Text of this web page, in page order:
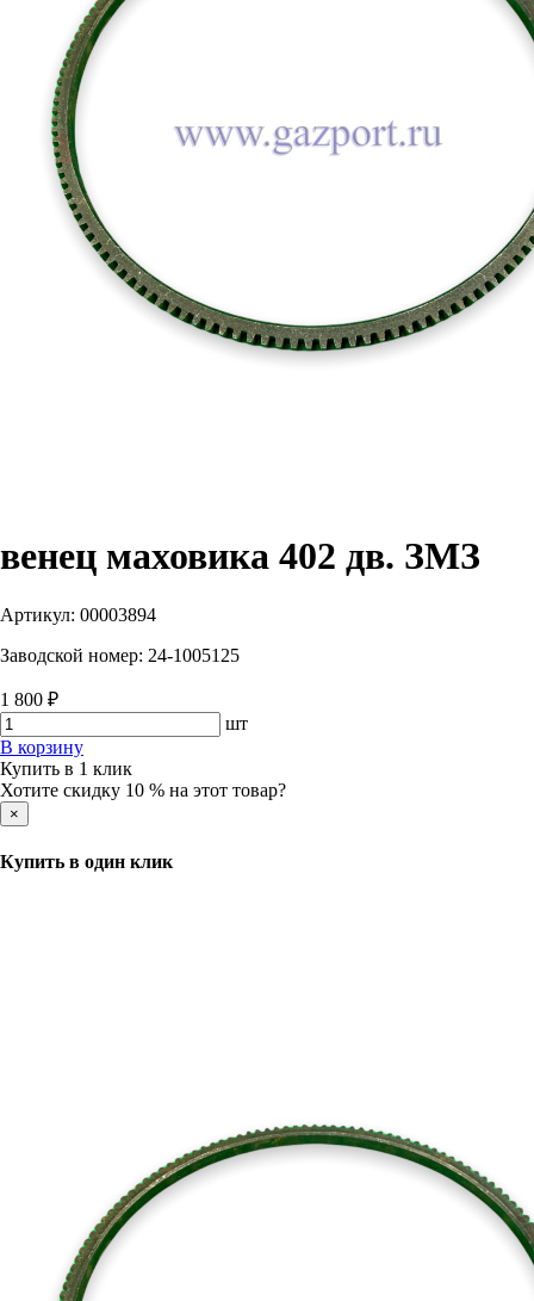
венец маховика 402 дв. ЗМЗ
Артикул: 00003894
Заводской номер: 24-1005125
1 800 ₽
шт
В корзину
Купить в 1 клик
Хотите скидку 10 % на этот товар?
×
Купить в один клик